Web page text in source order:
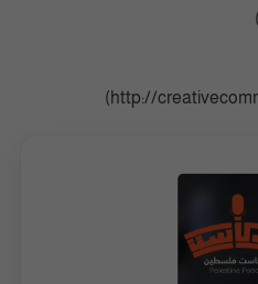
(http://